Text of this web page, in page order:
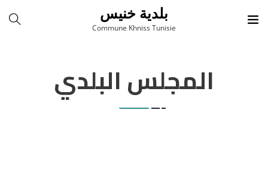
بلدية خنيس
Commune Khniss Tunisie
المجلس البلدي